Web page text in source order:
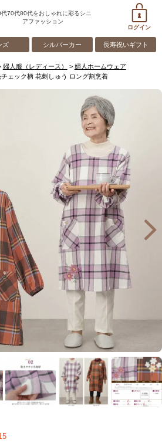
代70代80代をおしゃれに彩るシニ
アファッション
ログイン
ズ シルバーカー 長寿祝いギフト
婦人服（レディース）
婦人ホームウェア
チェック柄 花刺しゅう ロング割烹着